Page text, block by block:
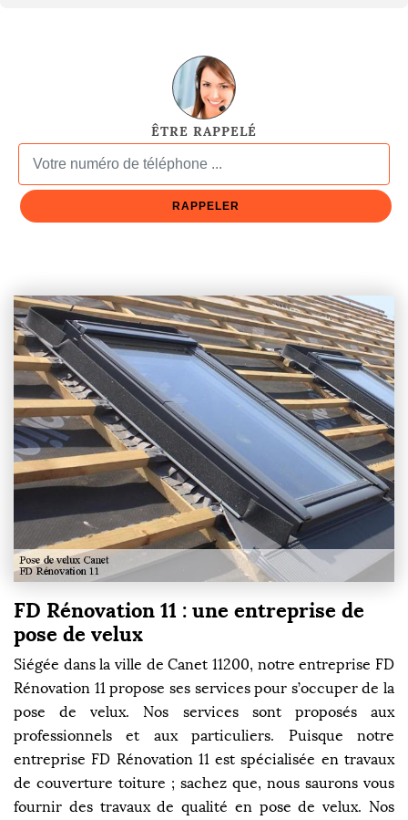
ÊTRE RAPPELÉ
FD Rénovation 11 : une entreprise de
pose de velux
Siégée dans la ville de Canet 11200, notre entreprise FD
Rénovation 11 propose ses services pour s’occuper de la
pose de velux. Nos services sont proposés aux
professionnels et aux particuliers. Puisque notre
entreprise FD Rénovation 11 est spécialisée en travaux
de couverture toiture ; sachez que, nous saurons vous
fournir des travaux de qualité en pose de velux. Nos